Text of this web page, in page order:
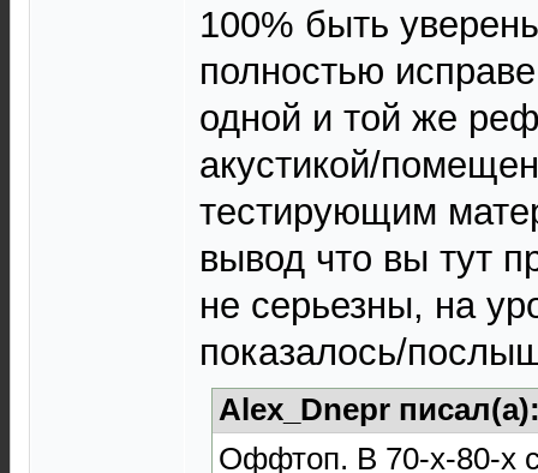
100% быть
полностью
одной и той же
акустикой/
тестирующим
вывод что вы тут
не серьезны, на
показалось/
Alex_Dnepr
Оффтоп. В 70-х-80-х